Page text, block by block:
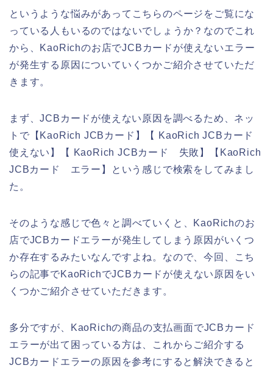
というような悩みがあってこちらのページをご覧にな
っている人もいるのではないでしょうか？なのでこれ
から、KaoRichのお店でJCBカードが使えないエラー
が発生する原因についていくつかご紹介させていただ
きます。
まず、JCBカードが使えない原因を調べるため、ネッ
トで【KaoRich JCBカード】【 KaoRich JCBカード
使えない】【 KaoRich JCBカード 失敗】【KaoRich
JCBカード エラー】という感じで検索をしてみまし
た。
そのような感じで色々と調べていくと、KaoRichのお
店でJCBカードエラーが発生してしまう原因がいくつ
か存在するみたいなんですよね。なので、今回、こち
らの記事でKaoRichでJCBカードが使えない原因をい
くつかご紹介させていただきます。
多分ですが、KaoRichの商品の支払画面でJCBカード
エラーが出て困っている方は、これからご紹介する
JCBカードエラーの原因を参考にすると解決できると